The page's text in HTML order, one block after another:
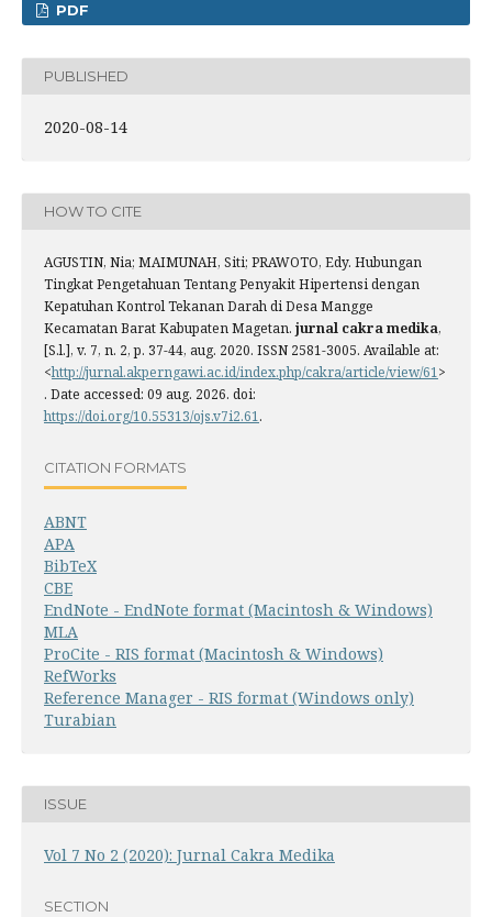
PDF
PUBLISHED
2020-08-14
HOW TO CITE
AGUSTIN, Nia; MAIMUNAH, Siti; PRAWOTO, Edy. Hubungan
Tingkat Pengetahuan Tentang Penyakit Hipertensi dengan
Kepatuhan Kontrol Tekanan Darah di Desa Mangge
Kecamatan Barat Kabupaten Magetan. jurnal cakra medika,
[S.l.], v. 7, n. 2, p. 37-44, aug. 2020. ISSN 2581-3005. Available at:
<http://jurnal.akperngawi.ac.id/index.php/cakra/article/view/61>
. Date accessed: 09 aug. 2026. doi:
https://doi.org/10.55313/ojs.v7i2.61.
CITATION FORMATS
ABNT
APA
BibTeX
CBE
EndNote - EndNote format (Macintosh & Windows)
MLA
ProCite - RIS format (Macintosh & Windows)
RefWorks
Reference Manager - RIS format (Windows only)
Turabian
ISSUE
Vol 7 No 2 (2020): Jurnal Cakra Medika
SECTION